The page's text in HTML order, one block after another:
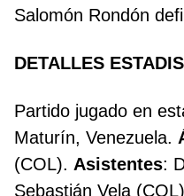
Salomón Rondón
DETALLES
Partido jugado en
Maturín, Venezuela.
(COL). Asistentes:
Sebastián Vela